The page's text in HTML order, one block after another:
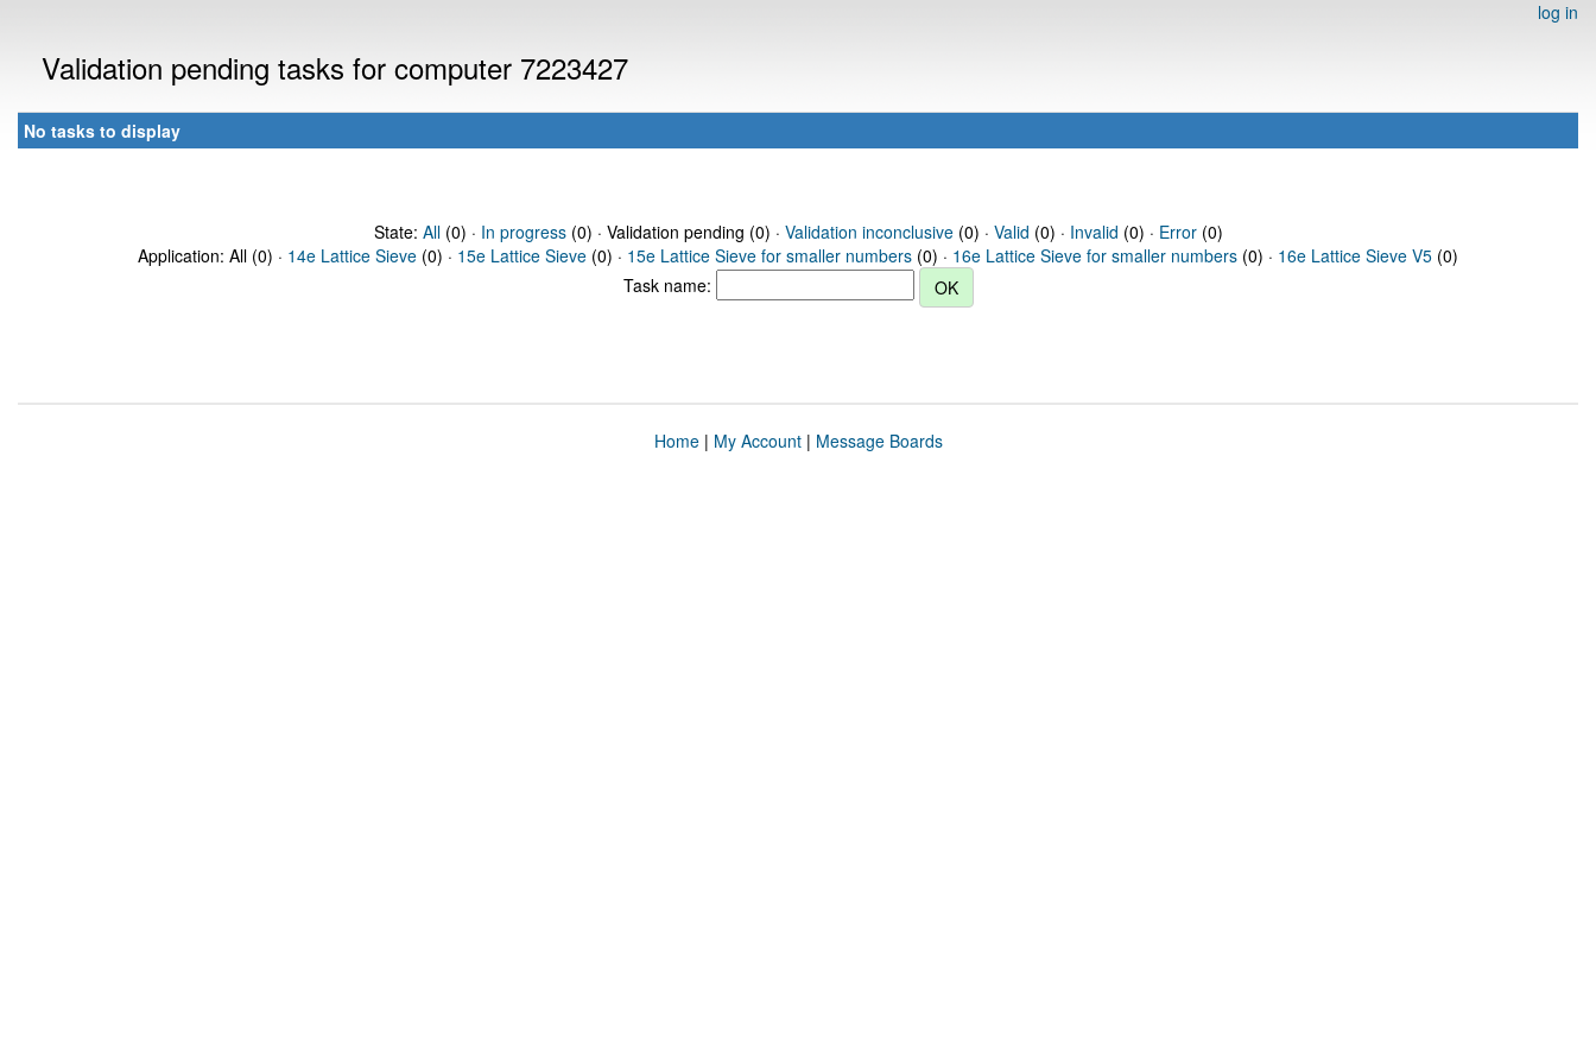
log in
Validation pending tasks for computer 7223427
No tasks to display
State: All(0) · In progress(0) · Validation pending (0) · Validation inconclusive(0) · Valid (0) · Invalid (0) · Error(0)
Application: All (0) · 14e Lattice Sieve (0) · 15e Lattice Sieve (0) · 15e Lattice Sieve for smaller numbers (0) · 16e Lattice Sieve for smaller numbers (0) · 16e Lattice Sieve V5 (0)
Task name:
Home| My Account| Message Boards